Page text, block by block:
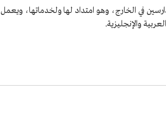
في الخارج، وهو امتداد لها ولخدماتها، ويعمل
والإنجليزية.